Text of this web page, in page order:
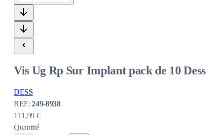
Vis Ug Rp Sur Implant pack de 10 Dess
DESS
REF:249-8938
111,99 €
Quantité